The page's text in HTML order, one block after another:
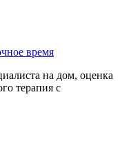
время
на дом, оценка
терапия с